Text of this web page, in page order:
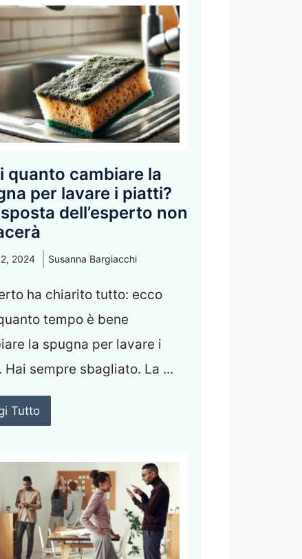
quanto cambiare la
per lavare i piatti?
dell’esperto non
2024 Susanna Bargiacchi
ha chiarito tutto: ecco
tempo è bene
la spugna per lavare i
Hai sempre sbagliato. La ...
Tutto